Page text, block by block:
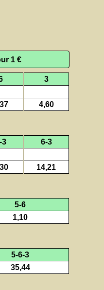
1 €
3
4,60
3
6-3
14,21
5-6
1,10
5-6-3
35,44